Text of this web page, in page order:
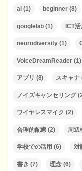
ai (1) beginner (8)
googlelab (1) ICT活
neurodiversity (1)
VoiceDreamReader (1)
アプリ (8) スキャナ
ノイズキャンセリング
ワイヤレスマイク (2)
合理的配慮 (2) 周辺
学校での活用 (6) 対
書き (7) 理念 (6)